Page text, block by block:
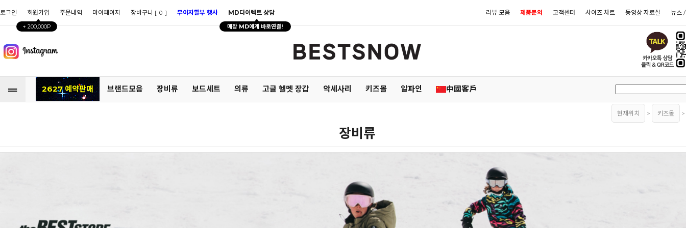
로그인 회원가입
+ 200,000P
주문내역 마이페이지 장바구니 [ 0 ] 무이자할부 행사 MD다이렉트 상담
매장 MD에게 바로연결!
리뷰 모음 제품문의 고객센터 사이즈 차트 동영상 자료실 뉴스
2627 예약판매 브랜드모음 장비류 보드세트 의류 고글 헬멧 장갑 악세사리 키즈몰 알파인 中國客戶
현재위치 > 키즈몰 >
장비류